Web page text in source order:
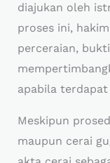
diajukan oleh
proses ini,
perceraian,
apabila
Meskipun
maupun cerai